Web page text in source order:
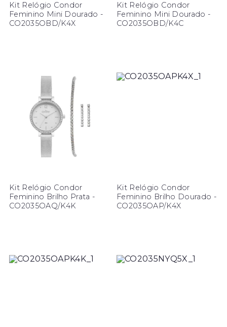
Kit Relógio Condor
Feminino Mini Dourado -
CO2035OBD/K4X
Kit Relógio Condor
Feminino Mini Dourado -
CO2035OBD/K4C
Kit Relógio Condor
Feminino Brilho Prata -
CO2035OAQ/K4K
Kit Relógio Condor
Feminino Brilho Dourado -
CO2035OAP/K4X